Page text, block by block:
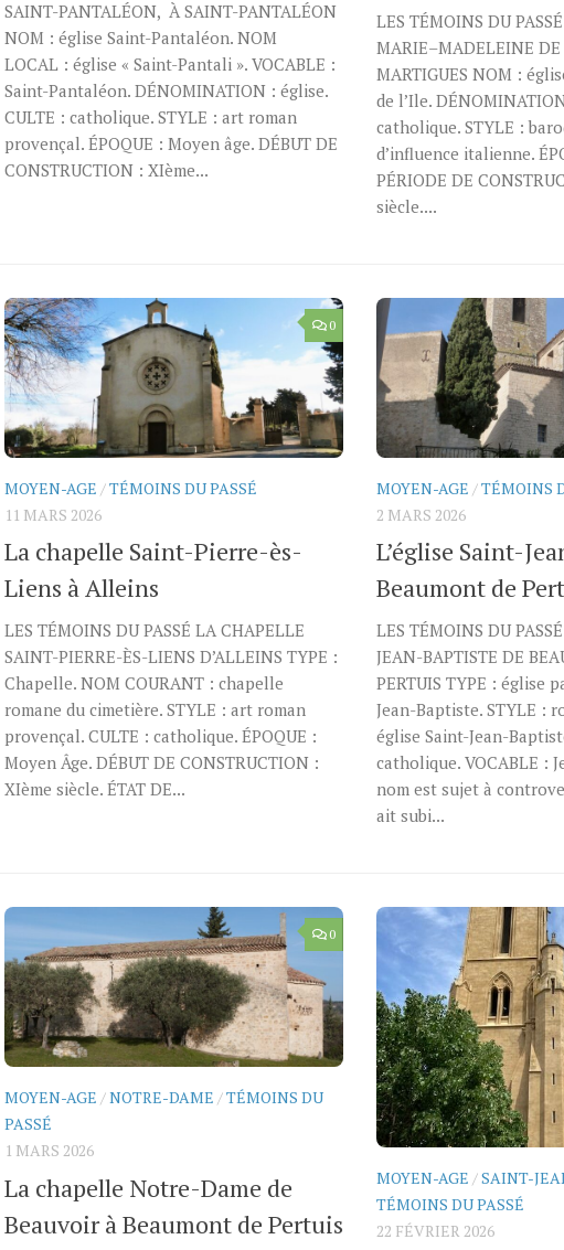
SAINT-PANTALÉON, À SAINT-PANTALÉON
NOM : église Saint-Pantaléon. NOM
LOCAL : église « Saint-Pantali ». VOCABLE :
Saint-Pantaléon. DÉNOMINATION : église.
CULTE : catholique. STYLE : art roman
provençal. ÉPOQUE : Moyen âge. DÉBUT DE
CONSTRUCTION : XIème...
LES TÉMOINS DU
MARIE–MADELEINE DE
MARTIGUES NOM :
de l’Ile.
catholique. STYLE :
d’influence italienne.
PÉRIODE DE
siècle....
0
MOYEN-AGE /TÉMOINS DU PASSÉ
11 MARS 2026
La chapelle Saint-Pierre-ès-
Liens à Alleins
LES TÉMOINS DU PASSÉ LA CHAPELLE
SAINT-PIERRE-ÈS-LIENS D’ALLEINS TYPE :
Chapelle. NOM COURANT : chapelle
romane du cimetière. STYLE : art roman
provençal. CULTE : catholique. ÉPOQUE :
Moyen Âge. DÉBUT DE CONSTRUCTION :
XIème siècle. ÉTAT DE...
MOYEN-AGE /TÉMOINS
2 MARS 2026
L’église Saint-
Beaumont de
LES TÉMOINS DU
JEAN-BAPTISTE DE
PERTUIS TYPE : église
Jean-Baptiste. STYLE :
église Saint-Jean-
catholique. VOCABLE :
nom est sujet à
ait subi...
0
MOYEN-AGE /NOTRE-DAME /TÉMOINS DU
PASSÉ
1 MARS 2026
La chapelle Notre-Dame de
Beauvoir à Beaumont de Pertuis
MOYEN-AGE /SAINT-
TÉMOINS DU PASSÉ
22 FÉVRIER 2026